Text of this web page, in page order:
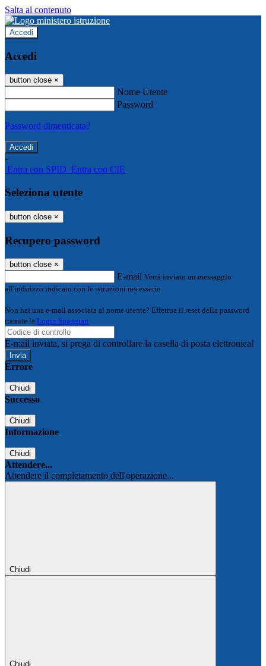
Salta al contenuto
Accedi
Accedi
button close ×
Nome Utente
Password
Password dimenticata?
-
Entra con SPID Entra con CIE
Seleziona utente
button close ×
Recupero password
button close ×
E-mail Verrà inviato un messaggio
all'indirizzo indicato con le istruzioni necessarie.
Non hai una e-mail associata al nome utente? Effettua il reset della password
tramite la Login Spaggiari
E-mail inviata, si prega di controllare la casella di posta elettronica!
Errore
Chiudi
Successo
Chiudi
Informazione
Chiudi
Attendere...
Attendere il completamento dell'operazione...
Chiudi
Chiudi